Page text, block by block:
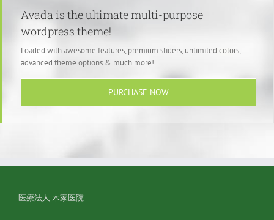
Avada is the ultimate multi-purpose
wordpress theme!
Loaded with awesome features, premium sliders, unlimited colors,
advanced theme options & much more!
PURCHASE NOW
医療法人 木家医院